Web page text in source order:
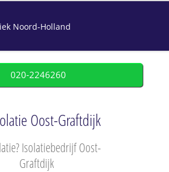
Noord-Holland
020-2246260
Oost-Graftdijk
Isolatiebedrijf Oost-
Graftdijk